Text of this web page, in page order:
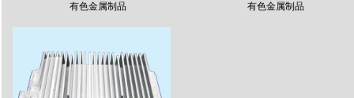
有色金属制品 有色金属制品